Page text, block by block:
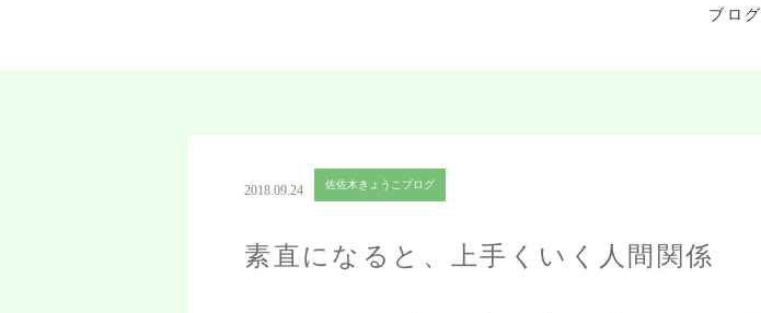
ブログ
2018.09.24 佐佐木きょうこブログ
素直になると、上手くいく人間関係